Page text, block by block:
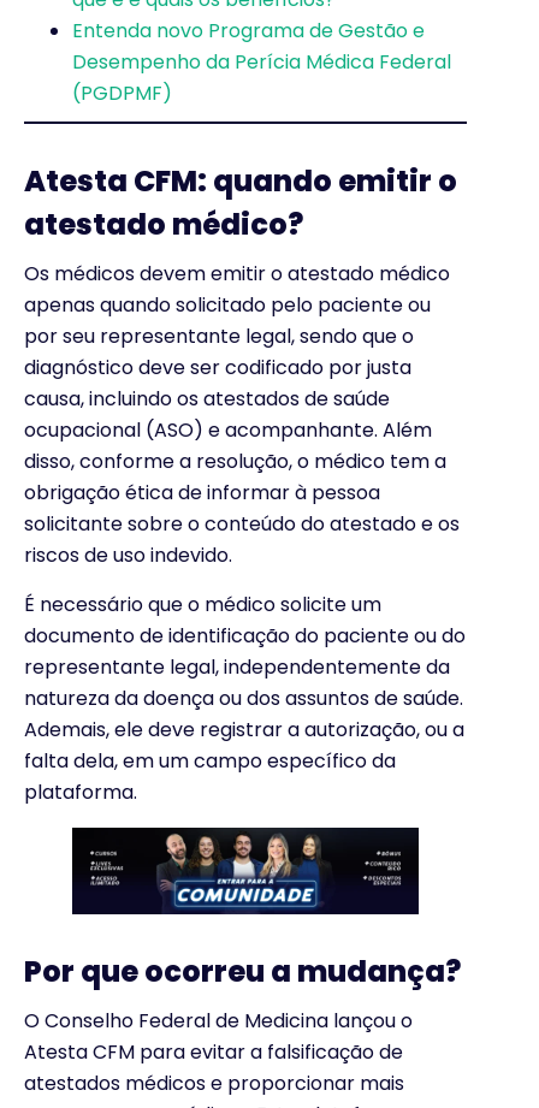
Entenda novo Programa de Gestão e
Desempenho da Perícia Médica Federal
(PGDPMF)
Atesta CFM: quando emitir o
atestado médico?
Os médicos devem emitir o atestado médico
apenas quando solicitado pelo paciente ou
por seu representante legal, sendo que o
diagnóstico deve ser codificado por justa
causa, incluindo os atestados de saúde
ocupacional (ASO) e acompanhante. Além
disso, conforme a resolução, o médico tem a
obrigação ética de informar à pessoa
solicitante sobre o conteúdo do atestado e os
riscos de uso indevido.
É necessário que o médico solicite um
documento de identificação do paciente ou do
representante legal, independentemente da
natureza da doença ou dos assuntos de saúde.
Ademais, ele deve registrar a autorização, ou a
falta dela, em um campo específico da
plataforma.
Por que ocorreu a mudança?
O Conselho Federal de Medicina lançou o
Atesta CFM para evitar a falsificação de
atestados médicos e proporcionar mais